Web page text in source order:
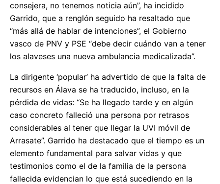
consejera, no tenemos noticia aún”, ha incidido
Garrido, que a renglón seguido ha resaltado que
“más allá de hablar de intenciones”, el Gobierno
vasco de PNV y PSE “debe decir cuándo van a tener
los alaveses una nueva ambulancia medicalizada”.
La dirigente ‘popular’ ha advertido de que la falta de
recursos en Álava se ha traducido, incluso, en la
pérdida de vidas: “Se ha llegado tarde y en algún
caso concreto falleció una persona por retrasos
considerables al tener que llegar la UVI móvil de
Arrasate”. Garrido ha destacado que el tiempo es un
elemento fundamental para salvar vidas y que
testimonios como el de la familia de la persona
fallecida evidencian lo que está sucediendo en la